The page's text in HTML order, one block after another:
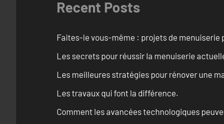
Recent Posts
Faites-le vous-même : projets de menuiserie
Les secrets pour réussir la menuiserie
Les meilleures stratégies pour rénover une
Les travaux qui font la différence.
Comment les avancées technologiques